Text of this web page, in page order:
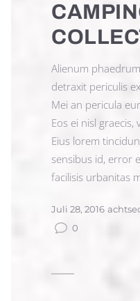
Alienum
detraxit periculis
Mei an pericula
Eos ei nisl
Eius lorem
sensibus id, error
facilisis urbanitas
Juli 28, 2016
0